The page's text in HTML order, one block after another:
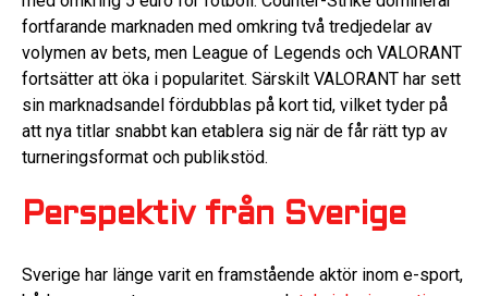
fortfarande marknaden med omkring två tredjedelar av
volymen av bets, men League of Legends och VALORANT
fortsätter att öka i popularitet. Särskilt VALORANT har sett
sin marknadsandel fördubblas på kort tid, vilket tyder på
att nya titlar snabbt kan etablera sig när de får rätt typ av
turneringsformat och publikstöd.
Perspektiv från Sverige
Sverige har länge varit en framstående aktör inom e-sport,